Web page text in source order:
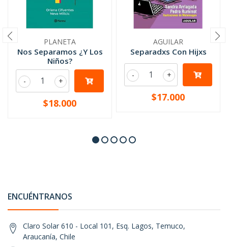
PLANETA
Nos Separamos ¿Y Los
Niños?
+
-
$18.000
AGUILAR
Separadxs Con Hijxs
+
-
$17.000
ENCUÉNTRANOS
Claro Solar 610 - Local 101, Esq. Lagos, Temuco,
Araucanía, Chile